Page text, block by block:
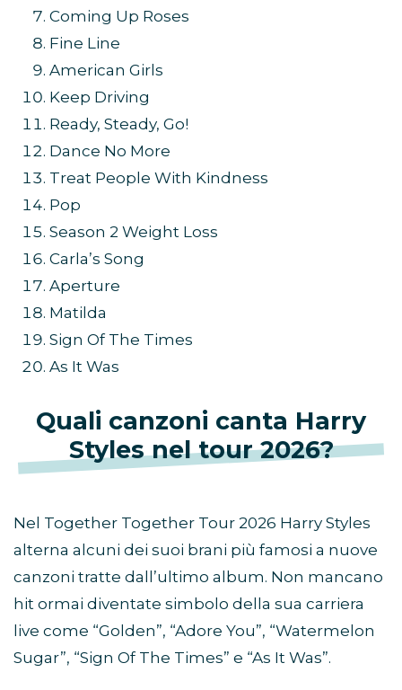
Coming Up Roses
Fine Line
American Girls
Keep Driving
Ready, Steady, Go!
Dance No More
Treat People With Kindness
Pop
Season 2 Weight Loss
Carla’s Song
Aperture
Matilda
Sign Of The Times
As It Was
Quali canzoni canta Harry
Styles nel tour 2026?
Nel Together Together Tour 2026 Harry Styles
alterna alcuni dei suoi brani più famosi a nuove
canzoni tratte dall’ultimo album. Non mancano
hit ormai diventate simbolo della sua carriera
live come “Golden”, “Adore You”, “Watermelon
Sugar”, “Sign Of The Times” e “As It Was”.